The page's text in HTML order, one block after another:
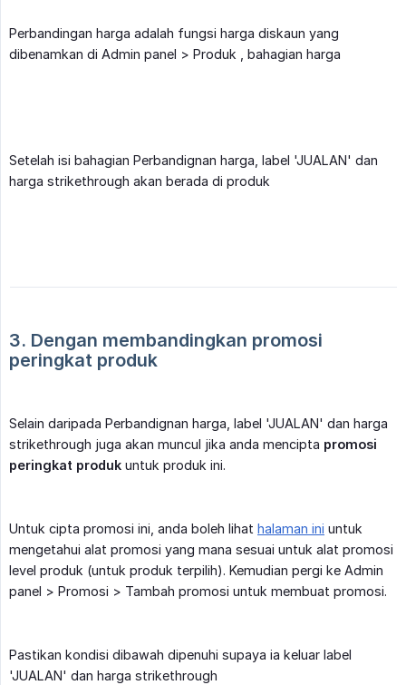
Perbandingan harga adalah fungsi harga diskaun yang
dibenamkan di Admin panel > Produk , bahagian harga
Setelah isi bahagian Perbandignan harga, label 'JUALAN' dan
harga strikethrough akan berada di produk
3. Dengan membandingkan promosi
peringkat produk
Selain daripada Perbandignan harga, label 'JUALAN' dan harga
strikethrough juga akan muncul jika anda mencipta promosi
peringkat produk untuk produk ini.
Untuk cipta promosi ini, anda boleh lihat halaman ini untuk
mengetahui alat promosi yang mana sesuai untuk alat promosi
level produk (untuk produk terpilih). Kemudian pergi ke Admin
panel > Promosi > Tambah promosi untuk membuat promosi.
Pastikan kondisi dibawah dipenuhi supaya ia keluar label
'JUALAN' dan harga strikethrough